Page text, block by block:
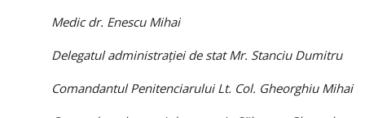
Medic dr. Enescu Mihai
Delegatul administraţiei de stat Mr. Stanciu Dumitru
Comandantul Penitenciarului Lt. Col. Gheorghiu Mihai